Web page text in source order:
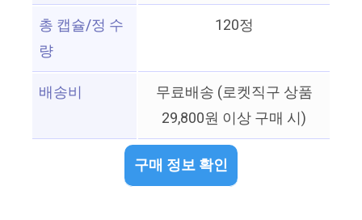
총 캡슐/정 수
량
120정
배송비
무료배송 (로켓직구 상품
29,800원 이상 구매 시)
구매 정보 확인